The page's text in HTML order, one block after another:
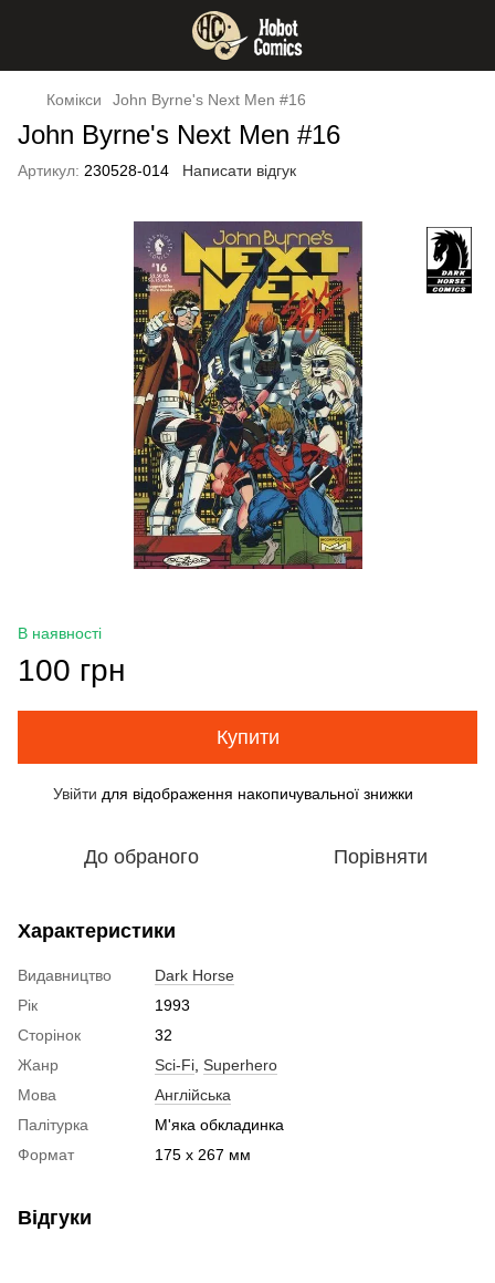
Комікси John Byrne's Next Men #16
John Byrne's Next Men #16
Артикул: 230528-014 Написати відгук
В наявності
100 грн
Купити
Увійти для відображення накопичувальної знижки
До обраного Порівняти
Характеристики
Видавництво
Dark Horse
Рік
1993
Сторінок
32
Жанр
Sci-Fi Superhero
Мова
Англійська
Палітурка
М'яка обкладинка
Формат
175 x 267 мм
Відгуки